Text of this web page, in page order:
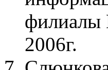
2006г.